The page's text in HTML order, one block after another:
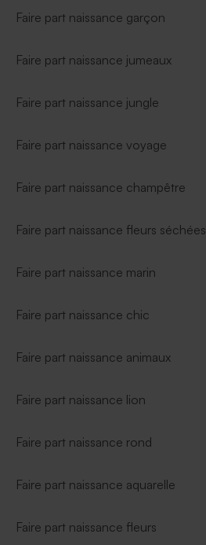
Faire part naissance garçon
Faire part naissance jumeaux
Faire part naissance jungle
Faire part naissance voyage
Faire part naissance champêtre
Faire part naissance fleurs séchées
Faire part naissance marin
Faire part naissance chic
Faire part naissance animaux
Faire part naissance lion
Faire part naissance rond
Faire part naissance aquarelle
Faire part naissance fleurs